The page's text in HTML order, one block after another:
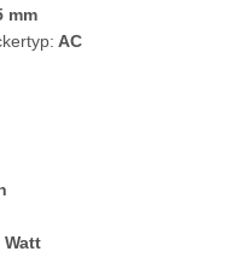
mm
AC
Watt